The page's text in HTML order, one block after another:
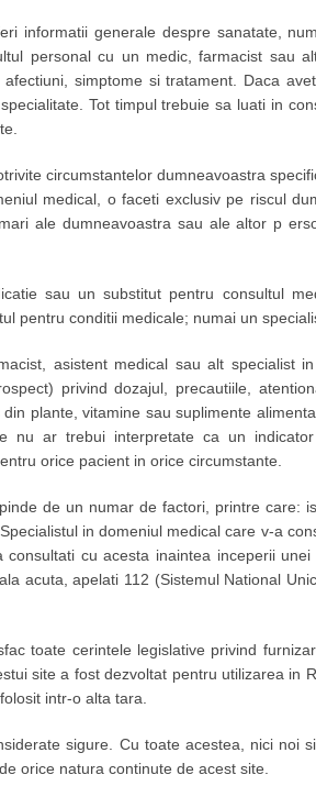
informatii generale despre sanatate,
personal cu un medic, farmacist sau
simptome si tratament. Daca
Tot timpul trebuie sa luati in
circumstantelor dumneavoastra
medical, o faceti exclusiv pe riscul
ale dumneavoastra sau ale altor p
sau un substitut pentru consultul
pentru conditii medicale; numai un
asistent medical sau alt specialist
privind dozajul, precautiile,
plante, vitamine sau suplimente
nu ar trebui interpretate ca un
orice pacient in orice circumstante.
de un numar de factori, printre care:
in domeniul medical care v-a
cu acesta inaintea inceperii
acuta, apelati 112 (Sistemul National
toate cerintele legislative privind
site a fost dezvoltat pentru utilizarea in
intr-o alta tara.
sigure. Cu toate acestea, nici noi
orice natura continute de acest site.